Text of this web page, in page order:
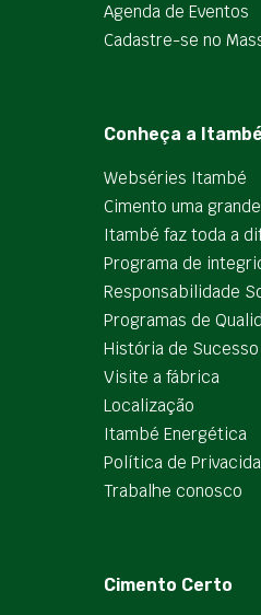
Agenda de Eventos
Cadastre-se no
Conheça a Itambé
Webséries Itambé
Cimento uma
Itambé faz toda a
Programa de
Responsabilidade
Programas de
História de Sucesso
Visite a fábrica
Localização
Itambé Energética
Política de
Trabalhe conosco
Cimento Certo